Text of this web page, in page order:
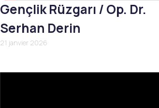
Gençlik Rüzgarı / Op. Dr.
Serhan Derin
21 janvier 2026